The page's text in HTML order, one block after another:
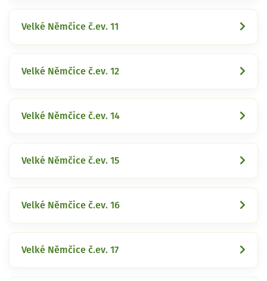
Velké Němčice č.ev. 11
Velké Němčice č.ev. 12
Velké Němčice č.ev. 14
Velké Němčice č.ev. 15
Velké Němčice č.ev. 16
Velké Němčice č.ev. 17